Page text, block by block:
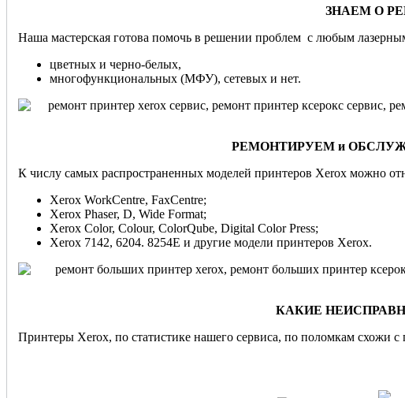
ЗНАЕМ О
Наша мастерская готова помочь в решении проблем с любым
цветных и черно-белых,
многофункциональных (МФУ), сетевых и нет.
РЕМОНТИРУЕМ и
К числу самых распространенных моделей принтеров Xerox можно
Xerox WorkCentre, FaxCentre;
Xerox Phaser, D, Wide Format;
Xerox Color, Colour, ColorQube, Digital Color Press;
Xerox 7142, 6204. 8254E и другие модели принтеров Xerox.
КАКИЕ
Принтеры Xerox, по статистике нашего сервиса, по поломкам схожи